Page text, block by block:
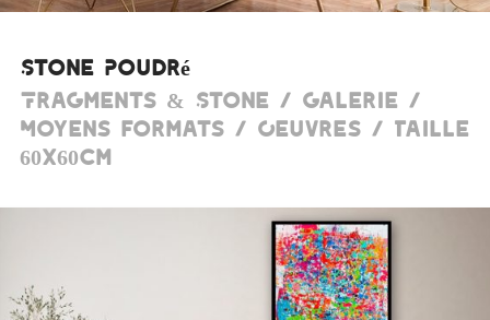
Stone Poudré
Fragments & Stone / Galerie /
Moyens formats / Oeuvres / Taille
60x60cm